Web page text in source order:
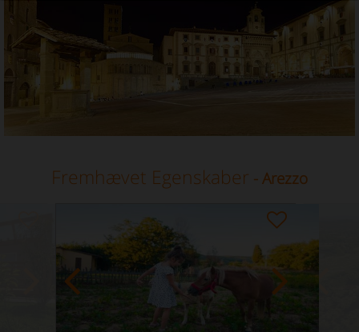
Fremhævet Egenskaber - Arezzo